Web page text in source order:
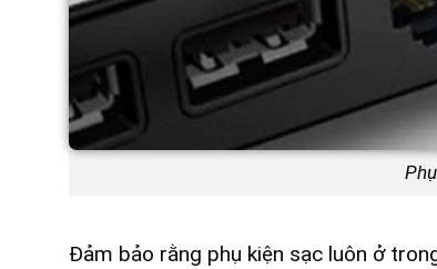
Đảm bảo rằng phụ kiện sạc luôn ở